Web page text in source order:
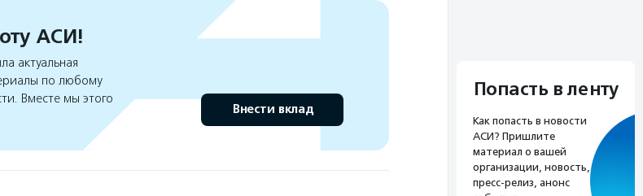
АСИ!
актуальная
по любому
Вместе мы этого
Внести вклад
Попасть в ленту
Как попасть в новости
АСИ? Пришлите
материал о вашей
организации, новость,
пресс-релиз, анонс